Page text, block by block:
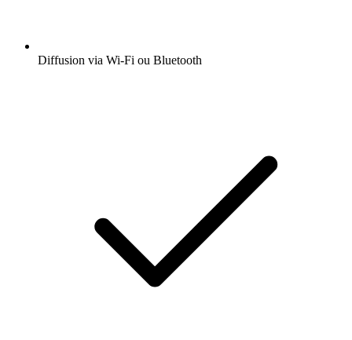
Diffusion via Wi-Fi ou Bluetooth